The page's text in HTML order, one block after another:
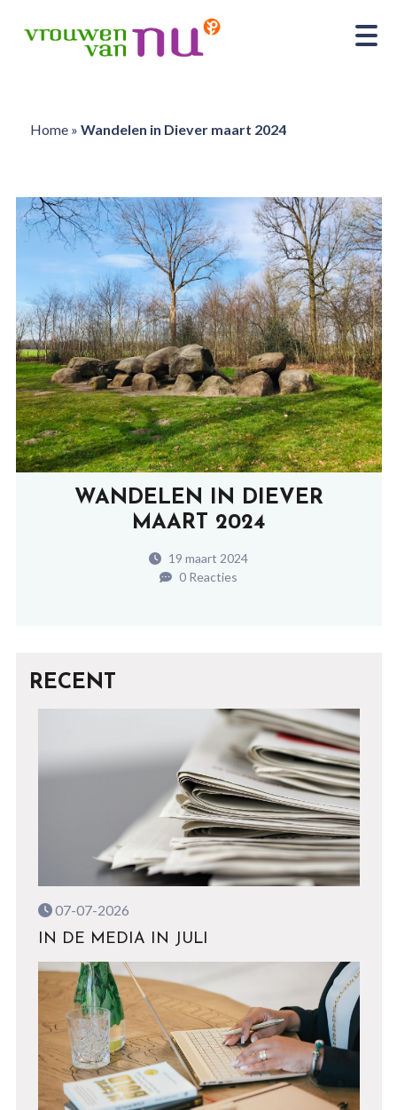
Home» Wandelen in Diever maart 2024
WANDELEN IN DIEVER
MAART 2024
19 maart 2024
0 Reacties
RECENT
07-07-2026
IN DE MEDIA IN JULI